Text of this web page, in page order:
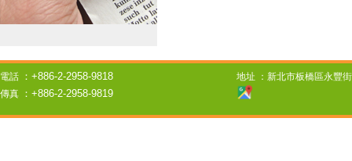
電話 ：+886-2-2958-9818 地址
：新北市板橋區永豐
傳真 ：+886-2-2958-9819